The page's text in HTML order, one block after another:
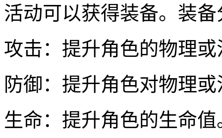
活动可以获得装备。装
攻击：提升角色的物理
防御：提升角色对物理
生命：提升角色的生命值